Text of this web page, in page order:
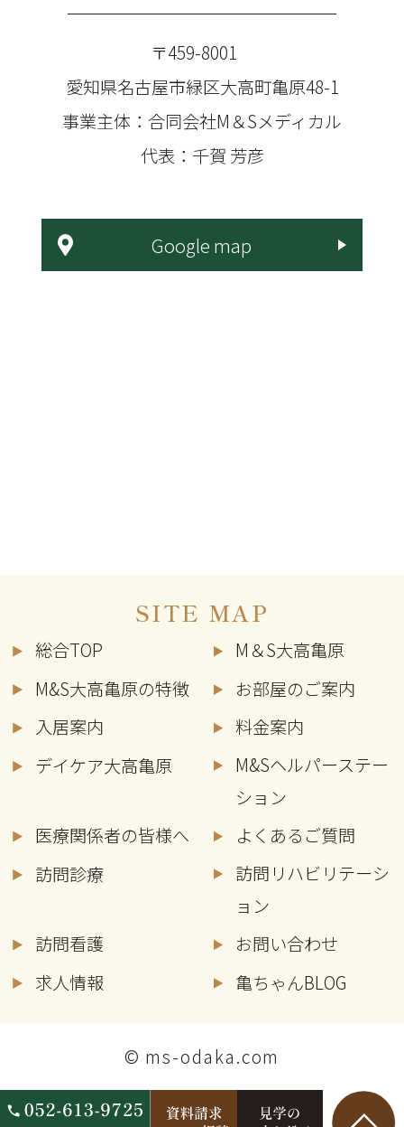
〒459-8001
愛知県名古屋市緑区大高町亀原48-1
事業主体：合同会社M＆Sメディカル
代表：千賀 芳彦
Google map
SITE MAP
総合TOP
M＆S大高亀原
M&S大高亀原の特徴
お部屋のご案内
入居案内
料金案内
デイケア大高亀原
M&Sヘルパーステー
ション
医療関係者の皆様へ
よくあるご質問
訪問診療
訪問リハビリテーシ
ョン
訪問看護
お問い合わせ
求人情報
亀ちゃんBLOG
© ms-odaka.com